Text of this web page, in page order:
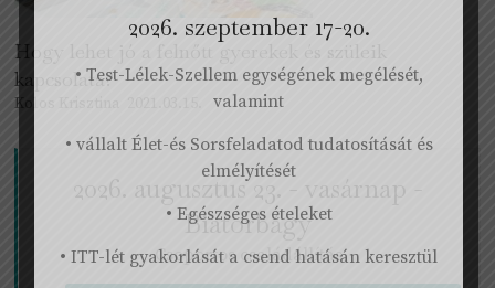
Hogy lehet jó a felnőtt gyerekek és szüleik
kapcsolata?
Kolos Krisztina
2026. augusztus 23. - vasárnap -
Biatorbágy
Csoportos családállítás
2026. szeptember 17-20.
• Test-Lélek-Szellem egységének megélését,
valamint
• vállalt Élet-és Sorsfeladatod tudatosítását és
elmélyítését
• Egészséges ételeket
• ITT-lét gyakorlását a csend hatásán keresztül